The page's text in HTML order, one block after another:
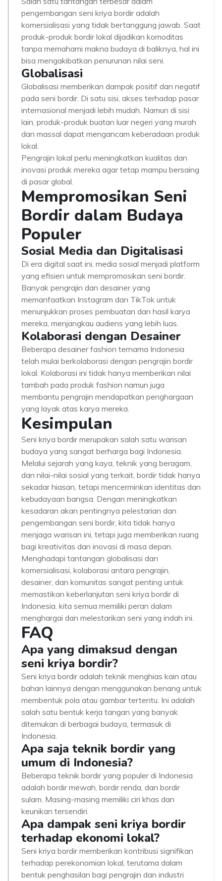
pengembangan seni kriya bordir adalah
komersialisasi yang tidak bertanggung jawab. Saat
produk-produk bordir lokal dijadikan komoditas
tanpa memahami makna budaya di baliknya, hal ini
bisa mengakibatkan penurunan nilai seni.
Globalisasi
Globalisasi memberikan dampak positif dan negatif
pada seni bordir. Di satu sisi, akses terhadap pasar
internasional menjadi lebih mudah. Namun di sisi
lain, produk-produk buatan luar negeri yang murah
dan massal dapat mengancam keberadaan produk
lokal.
Pengrajin lokal perlu meningkatkan kualitas dan
inovasi produk mereka agar tetap mampu bersaing
di pasar global.
Mempromosikan Seni
Bordir dalam Budaya
Populer
Sosial Media dan Digitalisasi
Di era digital saat ini, media sosial menjadi platform
yang efisien untuk mempromosikan seni bordir.
Banyak pengrajin dan desainer yang
memanfaatkan Instagram dan TikTok untuk
menunjukkan proses pembuatan dan hasil karya
mereka, menjangkau audiens yang lebih luas.
Kolaborasi dengan Desainer
Beberapa desainer fashion ternama Indonesia
telah mulai berkolaborasi dengan pengrajin bordir
lokal. Kolaborasi ini tidak hanya memberikan nilai
tambah pada produk fashion namun juga
membantu pengrajin mendapatkan penghargaan
yang layak atas karya mereka.
Kesimpulan
Seni kriya bordir merupakan salah satu warisan
budaya yang sangat berharga bagi Indonesia.
Melalui sejarah yang kaya, teknik yang beragam,
dan nilai-nilai sosial yang terkait, bordir tidak hanya
sekadar hiasan, tetapi mencerminkan identitas dan
kebudayaan bangsa. Dengan meningkatkan
kesadaran akan pentingnya pelestarian dan
pengembangan seni bordir, kita tidak hanya
menjaga warisan ini, tetapi juga memberikan ruang
bagi kreativitas dan inovasi di masa depan.
Menghadapi tantangan globalisasi dan
komersialisasi, kolaborasi antara pengrajin,
desainer, dan komunitas sangat penting untuk
memastikan keberlanjutan seni kriya bordir di
Indonesia. kita semua memiliki peran dalam
menghargai dan melestarikan seni yang indah ini.
FAQ
Apa yang dimaksud dengan
seni kriya bordir?
Seni kriya bordir adalah teknik menghias kain atau
bahan lainnya dengan menggunakan benang untuk
membentuk pola atau gambar tertentu. Ini adalah
salah satu bentuk kerja tangan yang banyak
ditemukan di berbagai budaya, termasuk di
Indonesia.
Apa saja teknik bordir yang
umum di Indonesia?
Beberapa teknik bordir yang populer di Indonesia
adalah bordir mewah, bordir renda, dan bordir
sulam. Masing-masing memiliki ciri khas dan
keunikan tersendiri.
Apa dampak seni kriya bordir
terhadap ekonomi lokal?
Seni kriya bordir memberikan kontribusi signifikan
terhadap perekonomian lokal, terutama dalam
bentuk penghasilan bagi pengrajin dan industri